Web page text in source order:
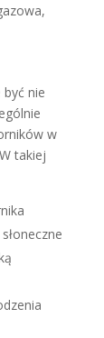
nie
w
takiej